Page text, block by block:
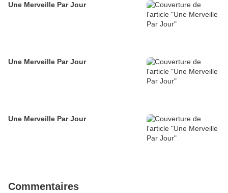
Une Merveille Par Jour
Une Merveille Par Jour
Une Merveille Par Jour
Commentaires